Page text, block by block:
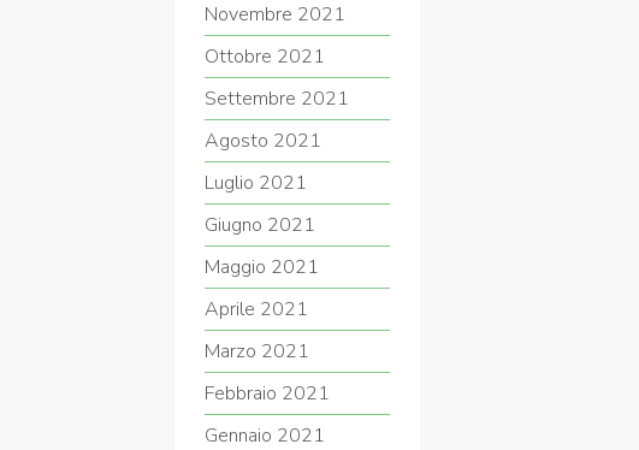
Novembre 2021
Ottobre 2021
Settembre 2021
Agosto 2021
Luglio 2021
Giugno 2021
Maggio 2021
Aprile 2021
Marzo 2021
Febbraio 2021
Gennaio 2021